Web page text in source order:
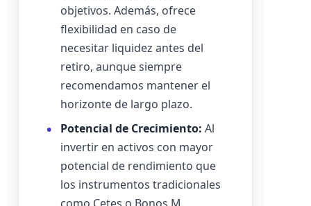
objetivos. Además, ofrece
flexibilidad en caso de
necesitar liquidez antes del
retiro, aunque siempre
recomendamos mantener el
horizonte de largo plazo.
Potencial de Crecimiento: Al
invertir en activos con mayor
potencial de rendimiento que
los instrumentos tradicionales